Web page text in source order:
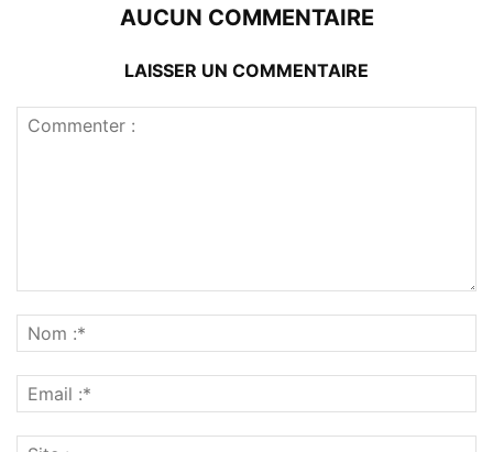
AUCUN COMMENTAIRE
LAISSER UN COMMENTAIRE